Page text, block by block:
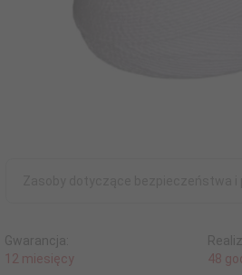
Gwarancja:
12 miesięcy
48